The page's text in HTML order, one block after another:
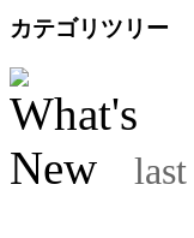
カテゴリツリー